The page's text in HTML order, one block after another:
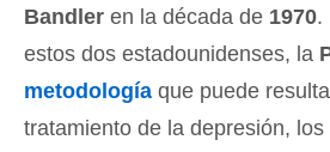
Bandler en la década de 1970.
estos dos estadounidenses, la
metodología que puede
tratamiento de la depresión, los